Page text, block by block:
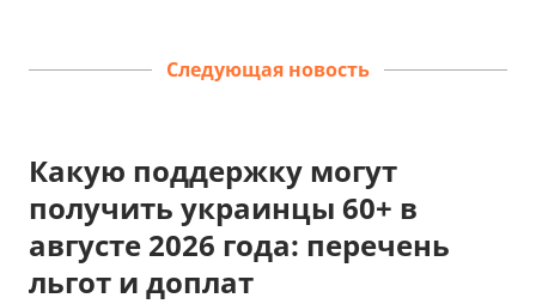
Следующая новость
Какую поддержку могут
получить украинцы 60+ в
августе 2026 года: перечень
льгот и доплат